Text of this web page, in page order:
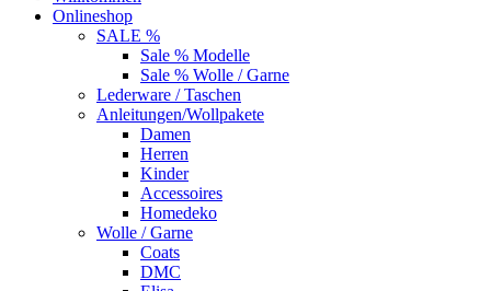
Onlineshop
SALE %
Sale % Modelle
Sale % Wolle / Garne
Lederware / Taschen
Anleitungen/Wollpakete
Damen
Herren
Kinder
Accessoires
Homedeko
Wolle / Garne
Coats
DMC